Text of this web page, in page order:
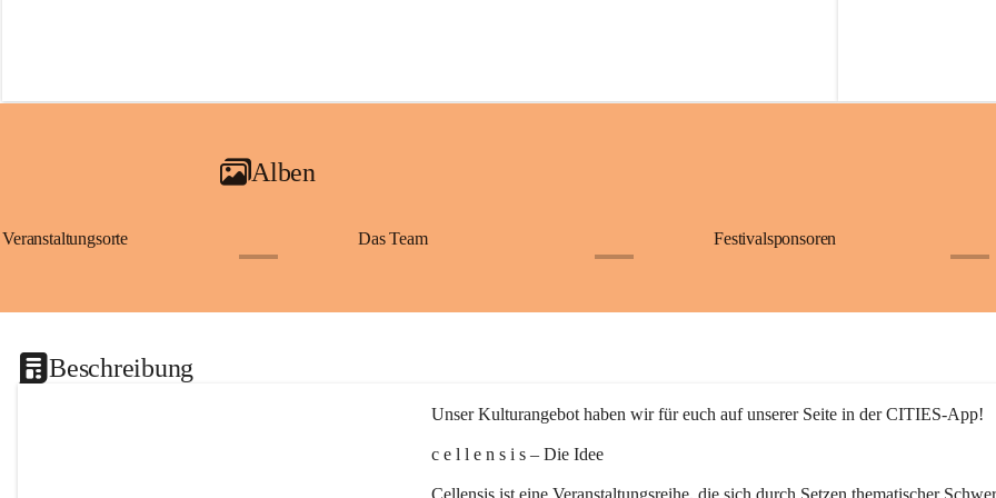
Alben
Veranstaltungsorte Das Team Festivalsponsoren
Beschreibung
Unser Kulturangebot haben wir für euch auf unserer Seite in der CITIES-App!
c e l l e n s i s – Die Idee
Cellensis ist eine Veranstaltungsreihe, die sich durch Setzen thematischer